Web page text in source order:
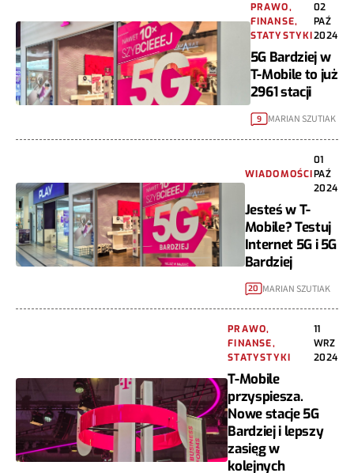
PRAWO,
FINANSE,
STATYSTYKI
02
PAŹ
2024
5G Bardziej w
T-Mobile to już
2961 stacji
9 MARIAN SZUTIAK
WIADOMOŚCI
01
PAŹ
2024
Jesteś w T-
Mobile? Testuj
Internet 5G i 5G
Bardziej
20 MARIAN SZUTIAK
PRAWO,
FINANSE,
STATYSTYKI
11
WRZ
2024
T-Mobile
przyspiesza.
Nowe stacje 5G
Bardziej i lepszy
zasięg w
kolejnych